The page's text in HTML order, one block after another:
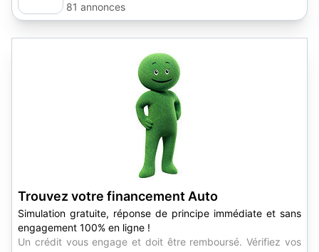
81 annonces
Trouvez votre financement Auto
Simulation gratuite, réponse de principe immédiate et sans
engagement 100% en ligne !
Un crédit vous engage et doit être remboursé. Vérifiez vos